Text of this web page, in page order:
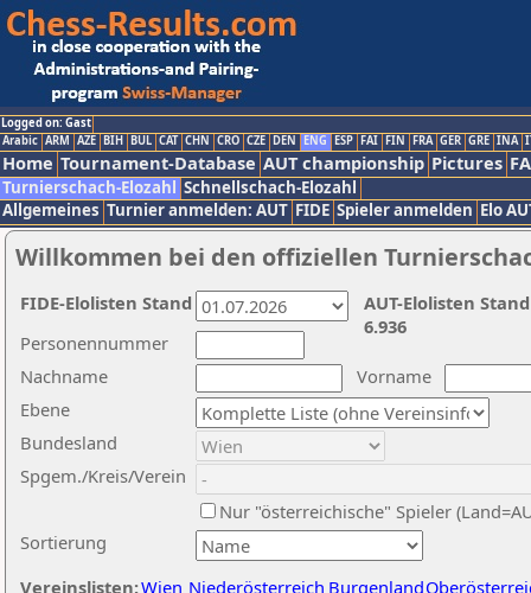
Logged on: Gast
Arabic ARM AZE BIH BUL CAT CHN CRO CZE DEN ENG ESP FAI FIN FRA GER GRE INA
Home Tournament-Database AUT championship Pictures
Turnierschach-Elozahl Schnellschach-Elozahl
Allgemeines Turnier anmelden: AUT FIDE Spieler anmelden Elo
Willkommen bei den offiziellen
Nachname
Vorname
Ebene
Sortierung
Personennummer
Bundesland
Spgem./Kreis/Verein
Nur "österreichische" Spieler
Vereinslisten:Wien Niederösterreich Burgenland
AUT-Elolisten
6.936
FIDE-Elolisten Stand